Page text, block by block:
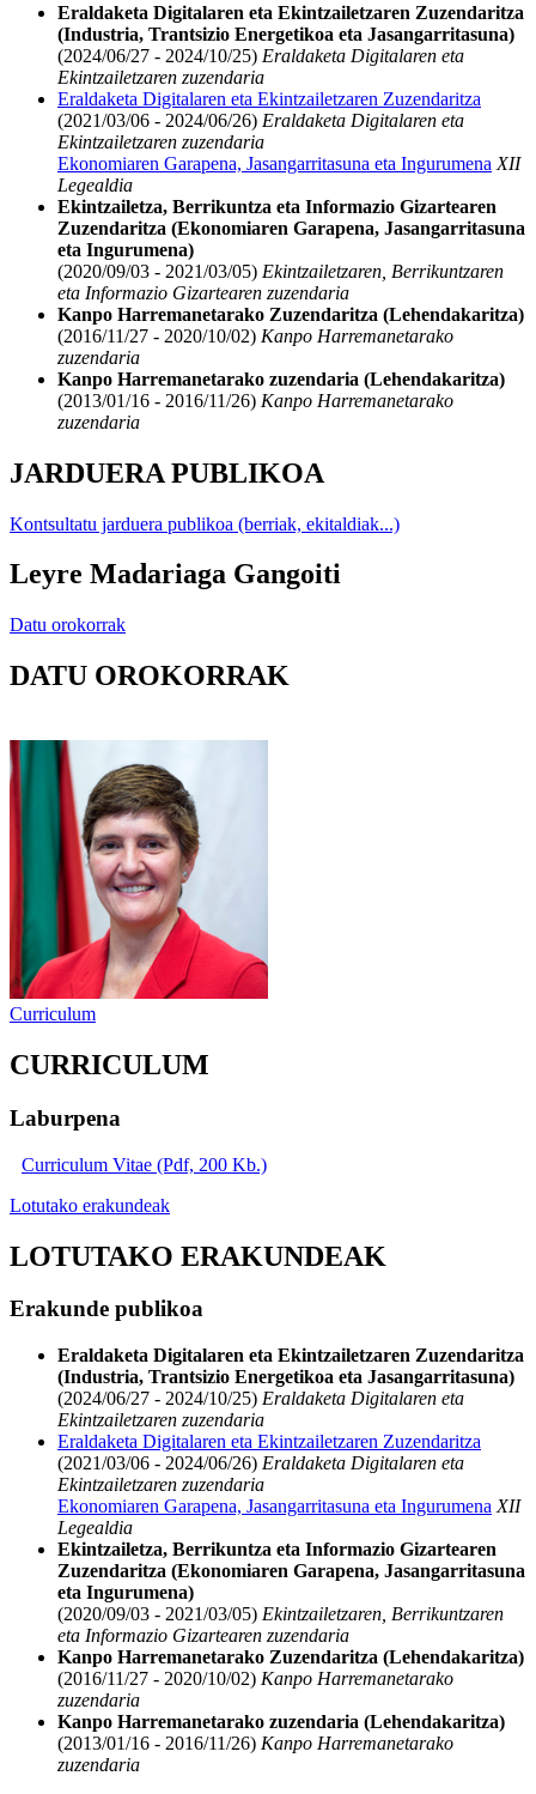
Eraldaketa Digitalaren eta Ekintzailetzaren Zuzendaritza
(Industria, Trantsizio Energetikoa eta Jasangarritasuna)
(2024/06/27 - 2024/10/25) Eraldaketa Digitalaren eta
Ekintzailetzaren zuzendaria
Eraldaketa Digitalaren eta Ekintzailetzaren Zuzendaritza
(2021/03/06 - 2024/06/26) Eraldaketa Digitalaren eta
Ekintzailetzaren zuzendaria
Ekonomiaren Garapena, Jasangarritasuna eta Ingurumena XII
Legealdia
Ekintzailetza, Berrikuntza eta Informazio Gizartearen
Zuzendaritza (Ekonomiaren Garapena, Jasangarritasuna
eta Ingurumena)
(2020/09/03 - 2021/03/05) Ekintzailetzaren, Berrikuntzaren
eta Informazio Gizartearen zuzendaria
Kanpo Harremanetarako Zuzendaritza (Lehendakaritza)
(2016/11/27 - 2020/10/02) Kanpo Harremanetarako
zuzendaria
Kanpo Harremanetarako zuzendaria (Lehendakaritza)
(2013/01/16 - 2016/11/26) Kanpo Harremanetarako
zuzendaria
JARDUERA PUBLIKOA
Kontsultatu jarduera publikoa (berriak, ekitaldiak...)
Leyre Madariaga Gangoiti
Datu orokorrak
DATU OROKORRAK
Curriculum
CURRICULUM
Laburpena
Curriculum Vitae (Pdf, 200 Kb.)
Lotutako erakundeak
LOTUTAKO ERAKUNDEAK
Erakunde publikoa
Eraldaketa Digitalaren eta Ekintzailetzaren Zuzendaritza
(Industria, Trantsizio Energetikoa eta Jasangarritasuna)
(2024/06/27 - 2024/10/25) Eraldaketa Digitalaren eta
Ekintzailetzaren zuzendaria
Eraldaketa Digitalaren eta Ekintzailetzaren Zuzendaritza
(2021/03/06 - 2024/06/26) Eraldaketa Digitalaren eta
Ekintzailetzaren zuzendaria
Ekonomiaren Garapena, Jasangarritasuna eta Ingurumena XII
Legealdia
Ekintzailetza, Berrikuntza eta Informazio Gizartearen
Zuzendaritza (Ekonomiaren Garapena, Jasangarritasuna
eta Ingurumena)
(2020/09/03 - 2021/03/05) Ekintzailetzaren, Berrikuntzaren
eta Informazio Gizartearen zuzendaria
Kanpo Harremanetarako Zuzendaritza (Lehendakaritza)
(2016/11/27 - 2020/10/02) Kanpo Harremanetarako
zuzendaria
Kanpo Harremanetarako zuzendaria (Lehendakaritza)
(2013/01/16 - 2016/11/26) Kanpo Harremanetarako
zuzendaria